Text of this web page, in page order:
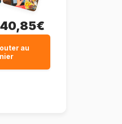
40,85€
au